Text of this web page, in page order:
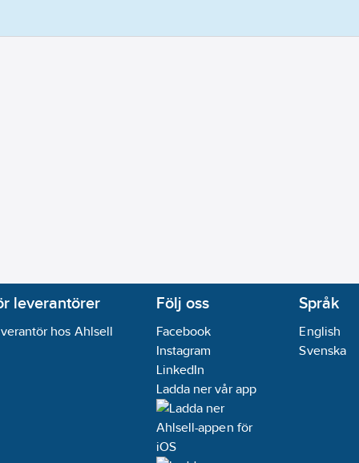
leverantörer
hos Ahlsell
Följ oss
Facebook
Instagram
LinkedIn
Ladda ner vår app
Språk
English
Svenska